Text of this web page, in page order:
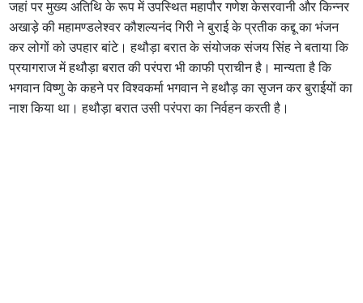
जहां पर मुख्य अतिथि के रूप में उपस्थित महापौर गणेश केसरवानी और किन्नर
अखाड़े की महामण्डलेश्वर कौशल्यनंद गिरी ने बुराई के प्रतीक कद्दू का भंजन
कर लोगों को उपहार बांटे। हथौड़ा बरात के संयोजक संजय सिंह ने बताया कि
प्रयागराज में हथौड़ा बरात की परंपरा भी काफी प्राचीन है। मान्यता है कि
भगवान विष्णु के कहने पर विश्वकर्मा भगवान ने हथौड़ का सृजन कर बुराईयों का
नाश किया था। हथौड़ा बरात उसी परंपरा का निर्वहन करती है।